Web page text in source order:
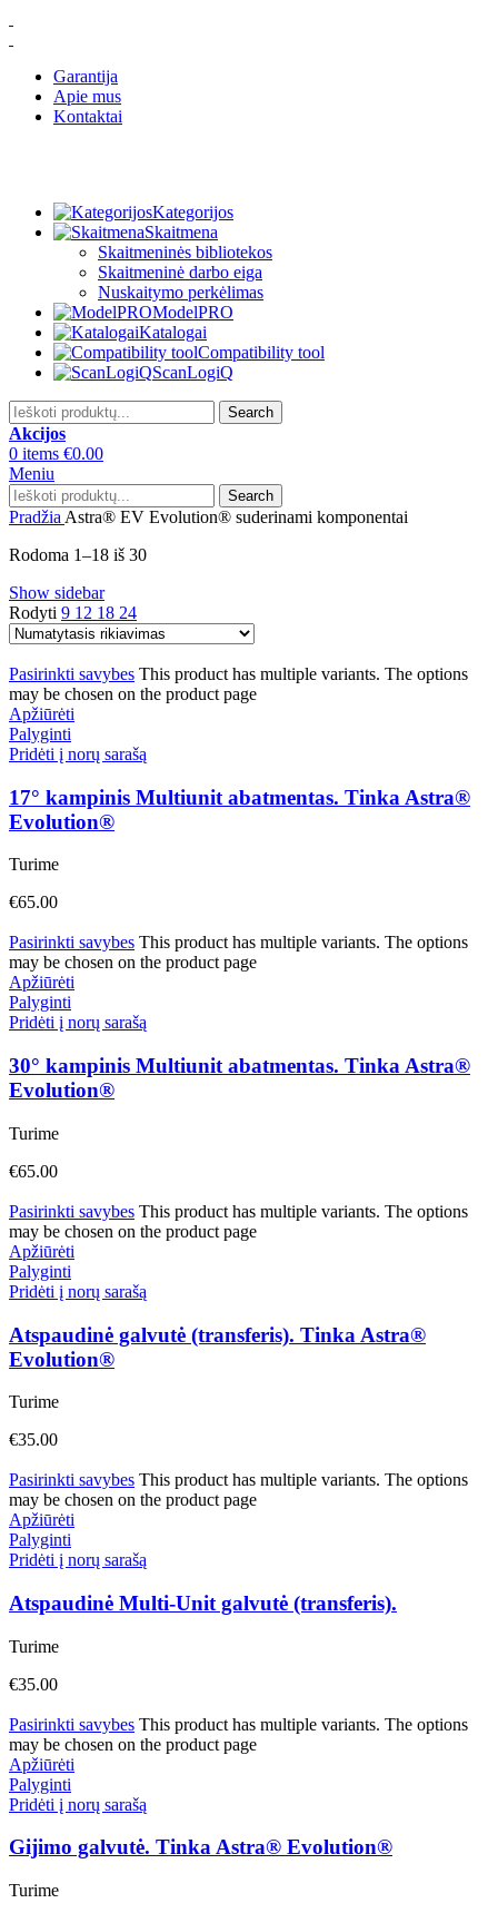
Garantija
Apie mus
Kontaktai
Kategorijos
Skaitmena
Skaitmeninės bibliotekos
Skaitmeninė darbo eiga
Nuskaitymo perkėlimas
ModelPRO
Katalogai
Compatibility tool
ScanLogiQ
Search
Akcijos
0 items €0.00
Meniu
Search
Pradžia Astra® EV Evolution® suderinami komponentai
Rodoma 1–18 iš 30
Show sidebar
Rodyti 9 12 18 24
Pasirinkti savybes This product has multiple variants. The options
may be chosen on the product page
Apžiūrėti
Palyginti
Pridėti į norų sarašą
17° kampinis Multiunit abatmentas. Tinka Astra®
Evolution®
Turime
€65.00
Pasirinkti savybes This product has multiple variants. The options
may be chosen on the product page
Apžiūrėti
Palyginti
Pridėti į norų sarašą
30° kampinis Multiunit abatmentas. Tinka Astra®
Evolution®
Turime
€65.00
Pasirinkti savybes This product has multiple variants. The options
may be chosen on the product page
Apžiūrėti
Palyginti
Pridėti į norų sarašą
Atspaudinė galvutė (transferis). Tinka Astra®
Evolution®
Turime
€35.00
Pasirinkti savybes This product has multiple variants. The options
may be chosen on the product page
Apžiūrėti
Palyginti
Pridėti į norų sarašą
Atspaudinė Multi-Unit galvutė (transferis).
Turime
€35.00
Pasirinkti savybes This product has multiple variants. The options
may be chosen on the product page
Apžiūrėti
Palyginti
Pridėti į norų sarašą
Gijimo galvutė. Tinka Astra® Evolution®
Turime